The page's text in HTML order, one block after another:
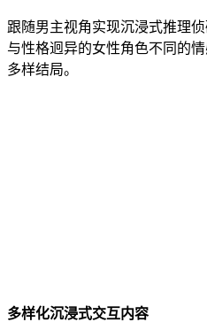
跟随男主视角实现沉浸式推理
与性格迥异的女性角色不同的
多样结局。
多样化沉浸式交互内容